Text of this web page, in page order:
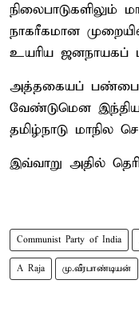
நிலைபாடுகளிலும்
நாகரீகமான
உயரிய ஜனநாயகப்
அத்தகையப் பண்பை
வேண்டுமென
தமிழ்நாடு மாநில
இவ்வாறு அதில்
Communist Party of India
A Raja மு.வீரபாண்டியன்